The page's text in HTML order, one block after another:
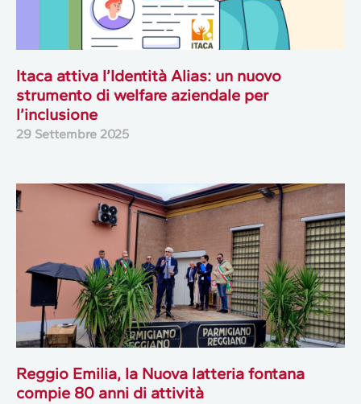
Itaca attiva l’Identità Alias: un nuovo
strumento di welfare aziendale per
l’inclusione
29 Settembre 2025
Reggio Emilia, la Nuova latteria fontana
compie 80 anni di attività